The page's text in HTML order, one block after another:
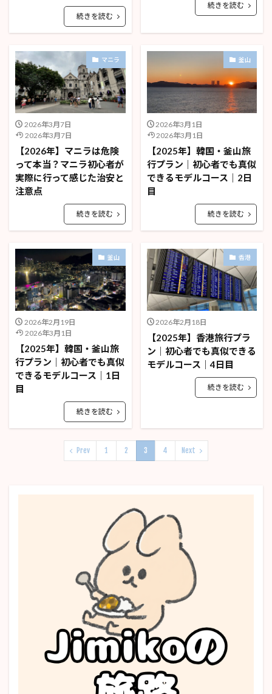
続きを読む
続きを読む
マニラ
2026年3月7日
2026年3月7日
【2026年】マニラは危険
って本当？マニラ初心者が
実際に行って感じた治安と
注意点
続きを読む
釜山
2026年3月1日
2026年3月1日
【2025年】韓国・釜山旅
行プラン｜初心者でも真似
できるモデルコース｜2日
目
続きを読む
釜山
2026年2月19日
2026年3月1日
【2025年】韓国・釜山旅
行プラン｜初心者でも真似
できるモデルコース｜1日
目
続きを読む
香港
2026年2月18日
【2025年】香港旅行プラ
ン｜初心者でも真似できる
モデルコース｜4日目
続きを読む
Prev 1 2 3 4 Next